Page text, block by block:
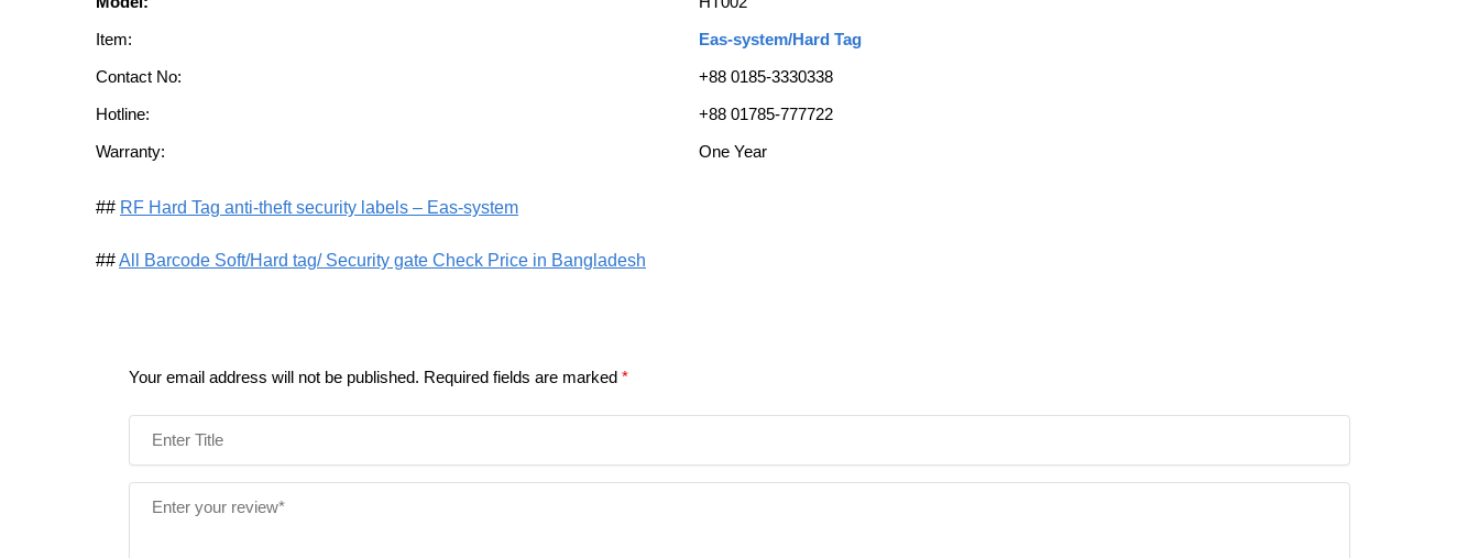
Item:
Eas-system/Hard Tag
Contact No:
+88 0185-3330338
Hotline:
+88 01785-777722
Warranty:
One Year
## RF Hard Tag anti-theft security labels – Eas-system
##All Barcode Soft/Hard tag/ Security gate Check Price in Bangladesh
Your email address will not be published. Required fields are marked*